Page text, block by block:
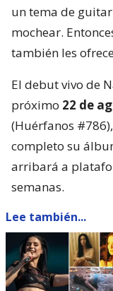
un tema de
mochear.
también les
El debut vivo de
próximo 22 de
(Huérfanos
completo su
arribará a
semanas.
Lee también...